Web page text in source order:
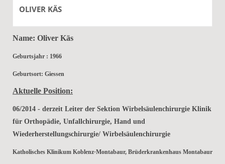
OLIVER KÄS
Name: Oliver Käs
Geburtsjahr : 1966
Geburtsort: Giessen
Aktuelle Position:
06/2014 - derzeit Leiter der Sektion Wirbelsäulenchirurgie Klinik
für Orthopädie, Unfallchirurgie, Hand und
Wiederherstellungschirurgie/ Wirbelsäulenchirurgie
Katholisches Klinikum Koblenz·Montabaur, Brüderkrankenhaus Montabaur